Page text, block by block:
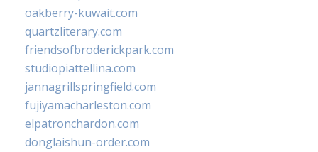
oakberry-kuwait.com
quartzliterary.com
friendsofbroderickpark.com
studiopiattellina.com
jannagrillspringfield.com
fujiyamacharleston.com
elpatronchardon.com
donglaishun-order.com